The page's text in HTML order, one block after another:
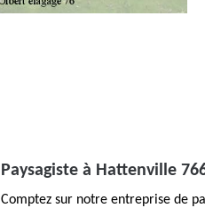
Paysagiste à Hattenville
Comptez sur notre entreprise de